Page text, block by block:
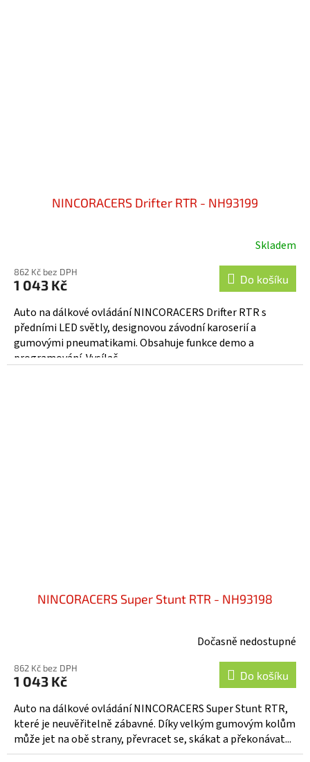
NINCORACERS Drifter RTR - NH93199
Skladem
862 Kč bez DPH
1 043 Kč Do košíku
Auto na dálkové ovládání NINCORACERS Drifter RTR s
předními LED světly, designovou závodní karoserií a
gumovými pneumatikami. Obsahuje funkce demo a
programování. Vysílač...
NINCORACERS Super Stunt RTR - NH93198
Dočasně nedostupné
862 Kč bez DPH
1 043 Kč Do košíku
Auto na dálkové ovládání NINCORACERS Super Stunt RTR,
které je neuvěřitelně zábavné. Díky velkým gumovým kolům
může jet na obě strany, převracet se, skákat a překonávat...